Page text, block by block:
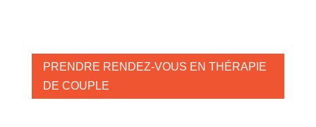
PRENDRE RENDEZ-VOUS EN THÉRAPIE
DE COUPLE